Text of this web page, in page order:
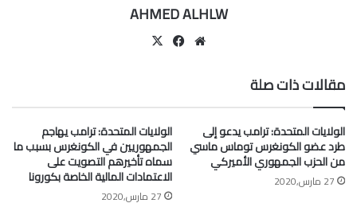
AHMED ALHLW
موقعفيسبوك
مقالات ذات صلة
الولايات المتحدة: ترامب يدعو إلى
طرد عضو الكونغرس توماس ماسي
من الحزب الجمهوري الأميركي
27 مارس,2020
الولايات المتحدة: ترامب يهاجم
الجمهوريين في الكونغرس بسبب ما
سماه تأخيرهم التصويت على
الاعتمادات المالية الخاصة بكورونا
27 مارس,2020